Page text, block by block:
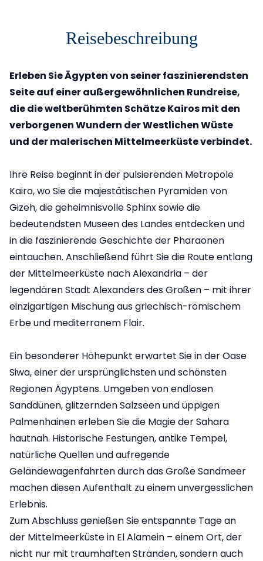
Reisebeschreibung
Erleben Sie Ägypten von seiner faszinierendsten
Seite auf einer außergewöhnlichen Rundreise,
die die weltberühmten Schätze Kairos mit den
verborgenen Wundern der Westlichen Wüste
und der malerischen Mittelmeerküste verbindet.
Ihre Reise beginnt in der pulsierenden Metropole
Kairo, wo Sie die majestätischen Pyramiden von
Gizeh, die geheimnisvolle Sphinx sowie die
bedeutendsten Museen des Landes entdecken und
in die faszinierende Geschichte der Pharaonen
eintauchen. Anschließend führt Sie die Route entlang
der Mittelmeerküste nach Alexandria – der
legendären Stadt Alexanders des Großen – mit ihrer
einzigartigen Mischung aus griechisch-römischem
Erbe und mediterranem Flair.
Ein besonderer Höhepunkt erwartet Sie in der Oase
Siwa, einer der ursprünglichsten und schönsten
Regionen Ägyptens. Umgeben von endlosen
Sanddünen, glitzernden Salzseen und üppigen
Palmenhainen erleben Sie die Magie der Sahara
hautnah. Historische Festungen, antike Tempel,
natürliche Quellen und aufregende
Geländewagenfahrten durch das Große Sandmeer
machen diesen Aufenthalt zu einem unvergesslichen
Erlebnis.
Zum Abschluss genießen Sie entspannte Tage an
der Mittelmeerküste in El Alamein – einem Ort, der
nicht nur mit traumhaften Stränden, sondern auch